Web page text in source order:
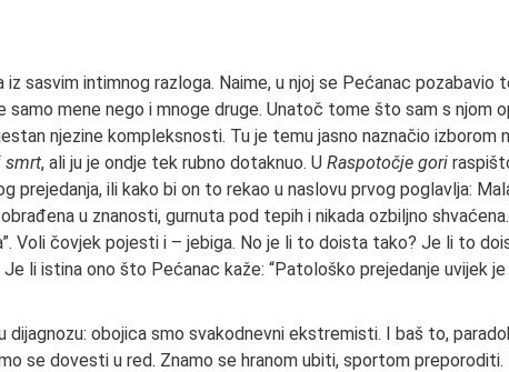
iz sasvim intimnog razloga. Naime, u njoj se Pećanac pozabavio
samo mene nego i mnoge druge. Unatoč tome što sam s njom
njezine kompleksnosti. Tu je temu jasno naznačio izborom
smrt, ali ju je ondje tek rubno dotaknuo. U Raspotočje gori
prejedanja, ili kako bi on to rekao u naslovu prvog poglavlja:
u znanosti, gurnuta pod tepih i nikada ozbiljno
Voli čovjek pojesti i – jebiga. No je li to doista tako? Je li to
Je li istina ono što Pećanac kaže: “Patološko prejedanje uvijek
dijagnozu: obojica smo svakodnevni ekstremisti. I baš to,
se dovesti u red. Znamo se hranom ubiti, sportom preporoditi.